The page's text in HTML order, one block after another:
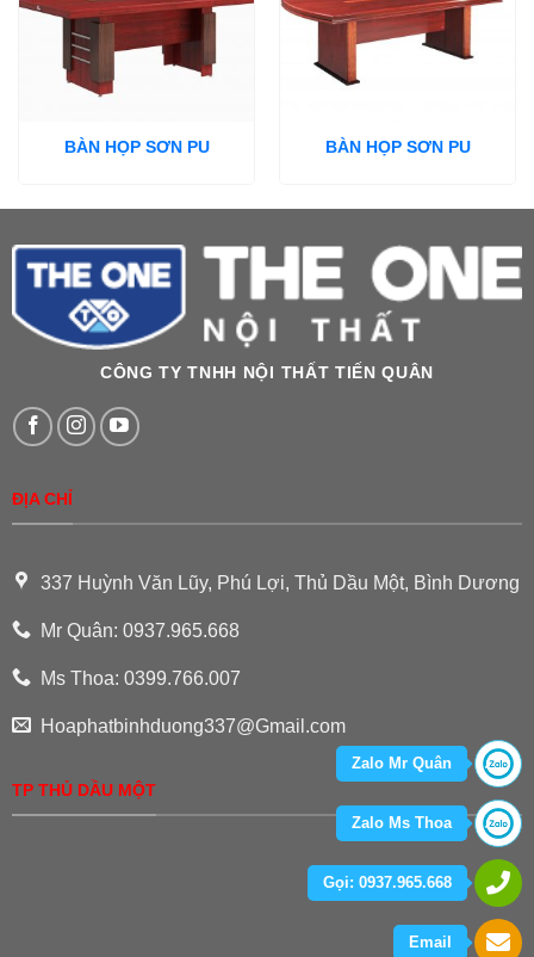
BÀN HỌP SƠN PU BÀN HỌP SƠN PU
CÔNG TY TNHH NỘI THẤT TIẾN QUÂN
ĐỊA CHỈ
337 Huỳnh Văn Lũy, Phú Lợi, Thủ Dầu Một, Bình Dương
Mr Quân: 0937.965.668
Ms Thoa: 0399.766.007
Hoaphatbinhduong337@Gmail.com
TP THỦ DẦU MỘT
Zalo Mr Quân
Zalo Ms Thoa
Gọi: 0937.965.668
Email